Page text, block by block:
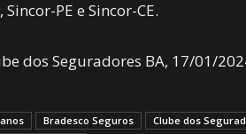
Sincor-PE e Sincor-CE.
dos Seguradores BA, 17/01/
Bradesco Seguros Clube dos